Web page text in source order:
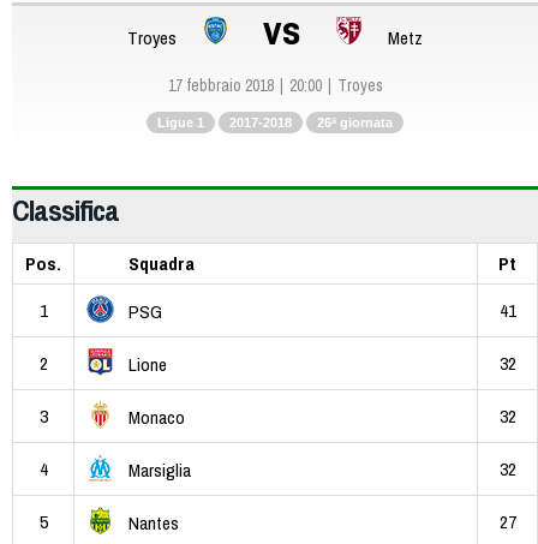
Troyes vs Metz
17 febbraio 2018 20:00 Troyes
Ligue 1 2017-2018 26ª giornata
Classifica
Pos. Squadra
Pt
1
PSG 41
2 Lione 32
3 Monaco 32
4 Marsiglia 32
5 Nantes 27